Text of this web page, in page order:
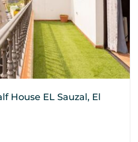
House EL Sauzal, El